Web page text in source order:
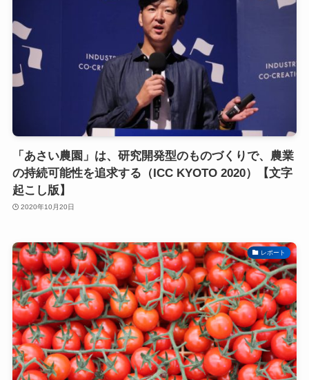
「あさい農園」は、研究開発型のものづくりで、農業
の持続可能性を追求する（ICC KYOTO 2020）【文字
起こし版】
2020年10月20日
レポート